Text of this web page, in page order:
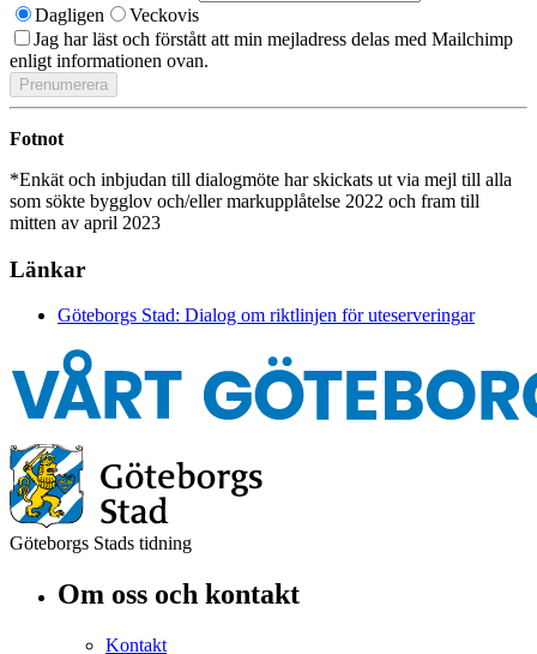
Dagligen
Veckovis
Jag har läst och förstått att min mejladress delas med Mailchimp
enligt informationen ovan.
Fotnot
*Enkät och inbjudan till dialogmöte har skickats ut via mejl till alla
som sökte bygglov och/eller markupplåtelse 2022 och fram till
mitten av april 2023
Länkar
Göteborgs Stad: Dialog om riktlinjen för uteserveringar
Göteborgs Stads tidning
Om oss och kontakt
Kontakt